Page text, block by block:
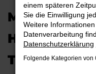
MIT RABATT
HANNOVER
TOURAN
einem späteren
Sie die Einwilligung
Weitere
Datenverarbeitung
Datenschutzerklärung
Folgende Kategorien